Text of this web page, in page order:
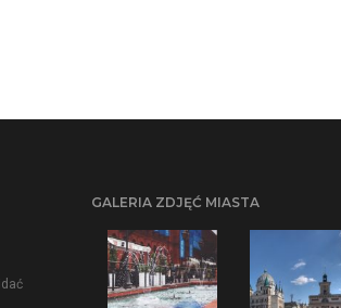
GALERIA ZDJĘĆ MIASTA